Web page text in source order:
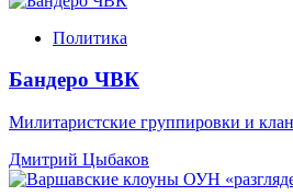
Политика
Бандеро ЧВК
Милитаристские группировки и
Дмитрий Цыбаков